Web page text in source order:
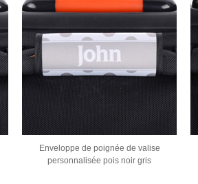
Enveloppe de poignée de valise
personnalisée pois noir gris